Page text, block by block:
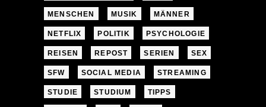
MENSCHEN MUSIK MÄNNER
NETFLIX POLITIK PSYCHOLOGIE
REISEN REPOST SERIEN SEX
SFW SOCIAL MEDIA STREAMING
STUDIE STUDIUM TIPPS